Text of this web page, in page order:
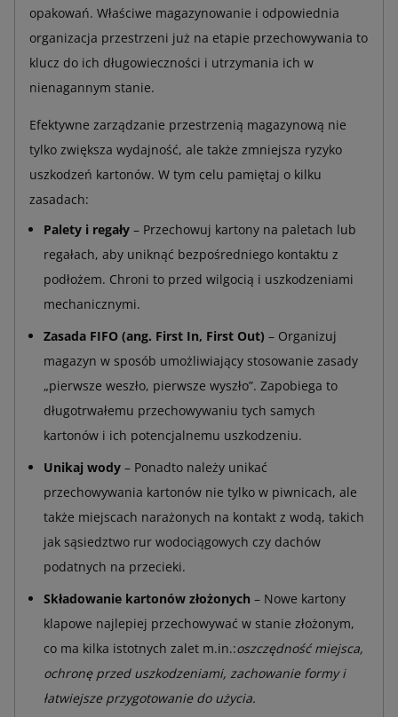
opakowań. Właściwe magazynowanie i odpowiednia
organizacja przestrzeni już na etapie przechowywania to
klucz do ich długowieczności i utrzymania ich w
nienagannym stanie.
Efektywne zarządzanie przestrzenią magazynową nie
tylko zwiększa wydajność, ale także zmniejsza ryzyko
uszkodzeń kartonów. W tym celu pamiętaj o kilku
zasadach:
Palety i regały – Przechowuj kartony na paletach lub
regałach, aby uniknąć bezpośredniego kontaktu z
podłożem. Chroni to przed wilgocią i uszkodzeniami
mechanicznymi.
Zasada FIFO (ang. First In, First Out) – Organizuj
magazyn w sposób umożliwiający stosowanie zasady
„pierwsze weszło, pierwsze wyszło”. Zapobiega to
długotrwałemu przechowywaniu tych samych
kartonów i ich potencjalnemu uszkodzeniu.
Unikaj wody – Ponadto należy unikać
przechowywania kartonów nie tylko w piwnicach, ale
także miejscach narażonych na kontakt z wodą, takich
jak sąsiedztwo rur wodociągowych czy dachów
podatnych na przecieki.
Składowanie kartonów złożonych – Nowe kartony
klapowe najlepiej przechowywać w stanie złożonym,
co ma kilka istotnych zalet m.in.:oszczędność miejsca,
ochronę przed uszkodzeniami, zachowanie formy i
łatwiejsze przygotowanie do użycia.